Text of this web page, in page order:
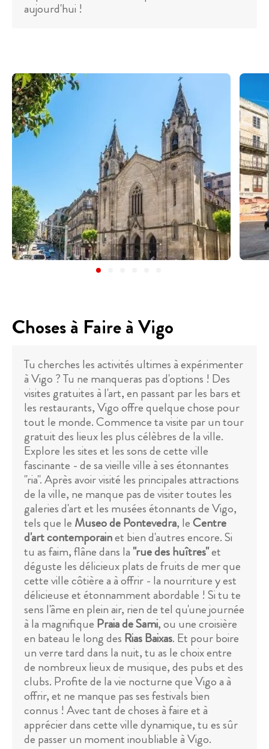
aujourd'hui !
Choses à Faire à Vigo
Tu cherches les activités ultimes à expérimenter
à Vigo ? Tu ne manqueras pas d'options ! Des
visites gratuites à l'art, en passant par les bars et
les restaurants, Vigo offre quelque chose pour
tout le monde. Commence ta visite par un tour
gratuit des lieux les plus célèbres de la ville.
Explore les sites et les sons de cette ville
fascinante - de sa vieille ville à ses étonnantes
"ria". Après avoir visité les principales attractions
de la ville, ne manque pas de visiter toutes les
galeries d'art et les musées étonnants de Vigo,
tels que le Museo de Pontevedra, leCentre
d'art contemporainet bien d'autres encore. Si
tu as faim, flâne dans la "rue des huîtres"et
déguste les délicieux plats de fruits de mer que
cette ville côtière a à offrir - la nourriture y est
délicieuse et étonnamment abordable ! Si tu te
sens l'âme en plein air, rien de tel qu'une journée
à la magnifique Praia de Sami, ou une croisière
en bateau le long des Rias Baixas. Et pour boire
un verre tard dans la nuit, tu as le choix entre
de nombreux lieux de musique, des pubs et des
clubs. Profite de la vie nocturne que Vigo a à
offrir, et ne manque pas ses festivals bien
connus ! Avec tant de choses à faire et à
apprécier dans cette ville dynamique, tu es sûr
de passer un moment inoubliable à Vigo.